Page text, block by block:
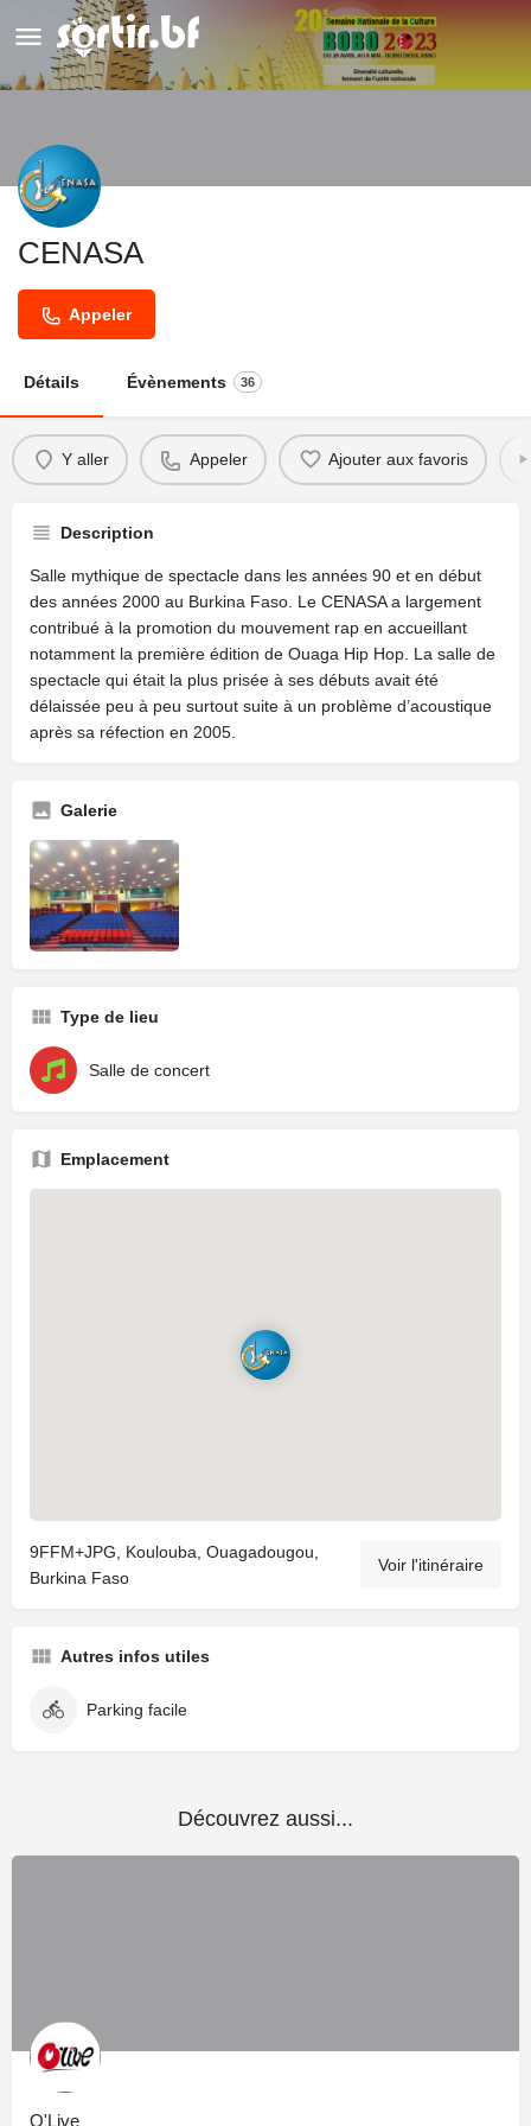
CENASA
Appeler
Détails Évènements 36
Y aller Appeler Ajouter aux favoris
Description
Salle mythique de spectacle dans les années 90 et en début
des années 2000 au Burkina Faso. Le CENASA a largement
contribué à la promotion du mouvement rap en accueillant
notamment la première édition de Ouaga Hip Hop. La salle de
spectacle qui était la plus prisée à ses débuts avait été
délaissée peu à peu surtout suite à un problème d’acoustique
après sa réfection en 2005.
Galerie
Type de lieu
Salle de concert
Emplacement
9FFM+JPG, Koulouba, Ouagadougou,
Burkina Faso
Voir l'itinéraire
Autres infos utiles
Parking facile
Découvrez aussi...
O'Live